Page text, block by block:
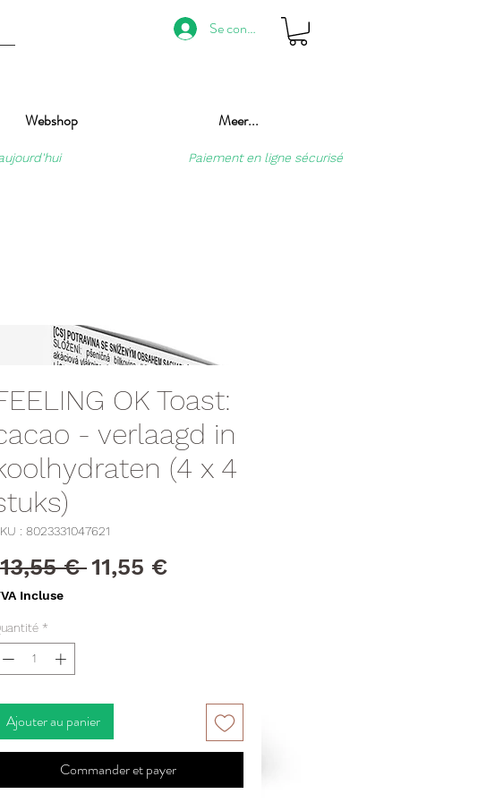
Se connecter
Webshop Meer...
Paiement en ligne sécurisé
OK Toast:
- verlaagd in
(4 x 4
: 8023331047621
€ Prix
11,55 €Prix
Incluse
*
Ajouter au panier
Commander et payer